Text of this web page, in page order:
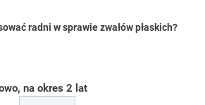
radni w sprawie zwałów płaskich?
na okres 2 lat